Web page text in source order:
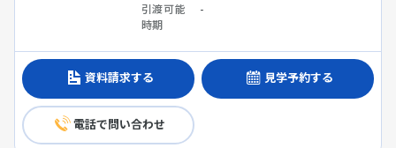
引渡可能
時期
-
資料請求する 見学予約する
電話で問い合わせ